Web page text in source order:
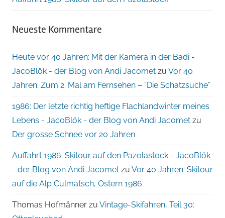
Neueste Kommentare
Heute vor 40 Jahren: Mit der Kamera in der Badi -
JacoBlök - der Blog von Andi Jacomet zu Vor 40
Jahren: Zum 2. Mal am Fernsehen – “Die Schatzsuche”
1986: Der letzte richtig heftige Flachlandwinter meines
Lebens - JacoBlök - der Blog von Andi Jacomet zu
Der grosse Schnee vor 20 Jahren
Auffahrt 1986: Skitour auf den Pazolastock - JacoBlök
- der Blog von Andi Jacomet zu Vor 40 Jahren: Skitour
auf die Alp Culmatsch, Ostern 1986
Thomas Hofmänner zu Vintage-Skifahren, Teil 30: